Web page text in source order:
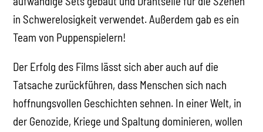
in Schwerelosigkeit verwendet. Außerdem gab es ein
Team von Puppenspielern!
Der Erfolg des Films lässt sich aber auch auf die
Tatsache zurückführen, dass Menschen sich nach
hoffnungsvollen Geschichten sehnen. In einer Welt, in
der Genozide, Kriege und Spaltung dominieren, wollen